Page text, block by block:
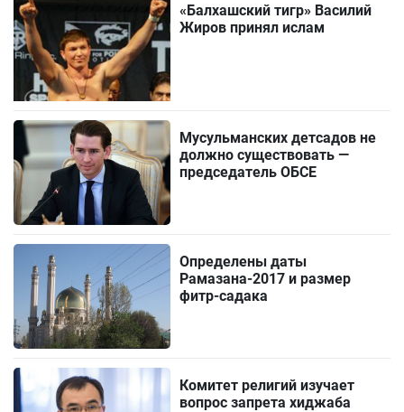
«Балхашский тигр» Василий
Жиров принял ислам
Мусульманских детсадов не
должно существовать —
председатель ОБСЕ
Определены даты
Рамазана-2017 и размер
фитр-садака
Комитет религий изучает
вопрос запрета хиджаба